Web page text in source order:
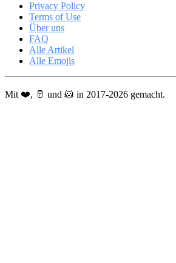
Privacy Policy
Terms of Use
Über uns
FAQ
Alle Artikel
Alle Emojis
Mit ❤️, 🥛 und 🐹 in 2017-2026 gemacht.